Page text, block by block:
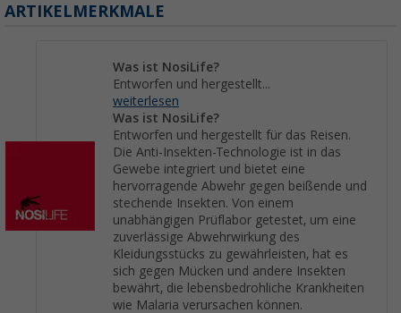
ARTIKELMERKMALE
Was ist NosiLife?
Entworfen und hergestellt...
weiterlesen
Was ist NosiLife?
Entworfen und hergestellt für das Reisen.
Die Anti-Insekten-Technologie ist in das
Gewebe integriert und bietet eine
hervorragende Abwehr gegen beißende und
stechende Insekten. Von einem
unabhängigen Prüflabor getestet, um eine
zuverlässige Abwehrwirkung des
Kleidungsstücks zu gewährleisten, hat es
sich gegen Mücken und andere Insekten
bewährt, die lebensbedrohliche Krankheiten
wie Malaria verursachen können.